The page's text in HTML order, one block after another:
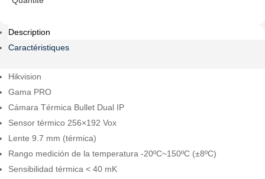
Description
Caractéristiques
Hikvision
Gama PRO
Cámara Térmica Bullet Dual IP
Sensor térmico 256×192 Vox
Lente 9.7 mm (térmica)
Rango medición de la temperatura -20ºC~150ºC (±8ºC)
Sensibilidad térmica < 40 mK